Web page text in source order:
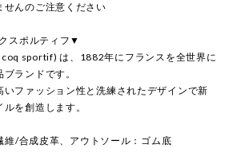
んのご注意ください
スポルティフ▼
sportif) は、1882年にフランスを全世界に
ランドです。
ファッション性と洗練されたデザインで新
を創造します。
維/合成皮革、アウトソール：ゴム底